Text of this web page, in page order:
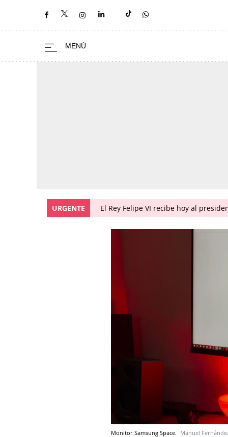
URGENTE El Rey Felipe VI recibe hoy al
Monitor Samsung Space. Manuel